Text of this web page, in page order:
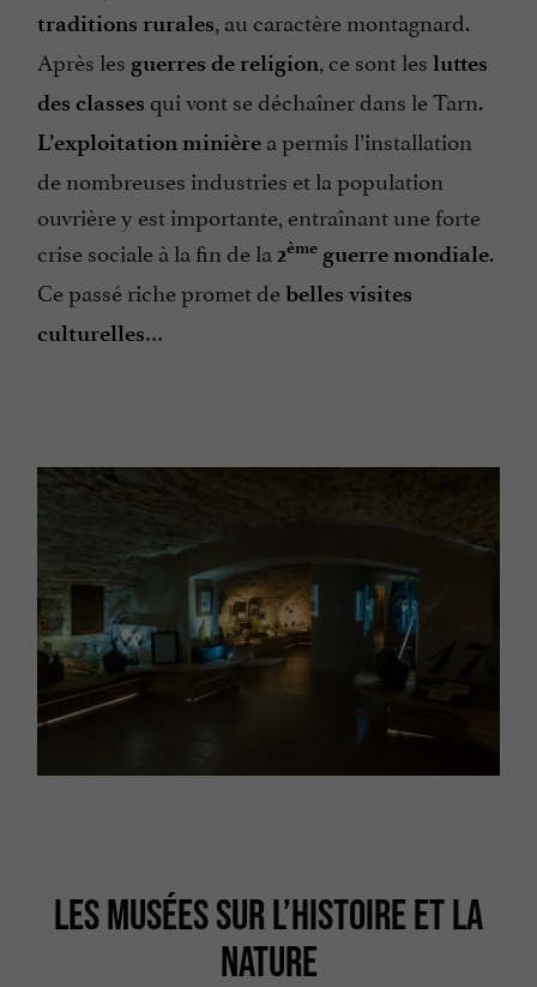
traditions rurales, au caractère montagnard.
Après les guerres de religion, ce sont les luttes
des classes qui vont se déchaîner dans le Tarn.
L’exploitation minière a permis l’installation
de nombreuses industries et la population
ouvrière y est importante, entraînant une forte
crise sociale à la fin de la 2ème guerre mondiale.
Ce passé riche promet debelles visites
culturelles…
LES MUSÉES SUR L’HISTOIRE ET LA
NATURE